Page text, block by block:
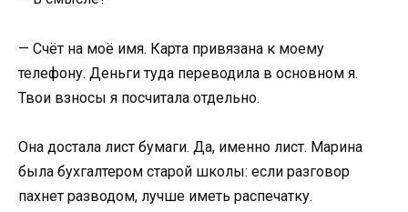
— Счёт на моё имя. Карта привязана к моему
телефону. Деньги туда переводила в основном я.
Твои взносы я посчитала отдельно.
Она достала лист бумаги. Да, именно лист. Марина
была бухгалтером старой школы: если разговор
пахнет разводом, лучше иметь распечатку.